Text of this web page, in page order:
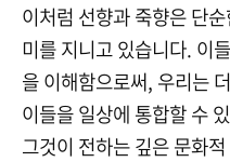
이처럼 선향과 죽향은 단
미를 지니고 있습니다. 이
을 이해함으로써, 우리는
이들을 일상에 통합할 수
그것이 전하는 깊은 문화